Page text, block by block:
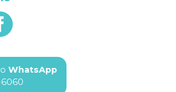
WhatsApp
6060